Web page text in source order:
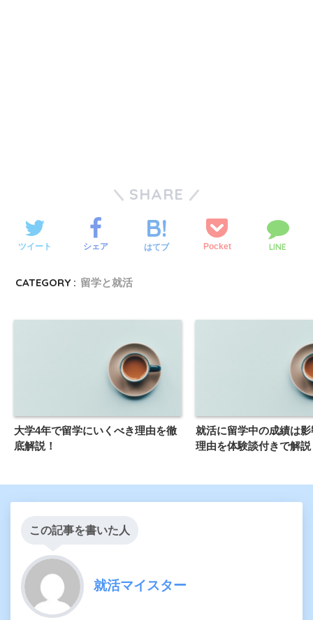
SHARE
ツイート シェア はてブ Pocket LINE
CATEGORY : 留学と就活
大学4年で留学にいくべき理由を徹
底解説！
就活に留学中の成績は
理由を体験談付きで解説
この記事を書いた人
就活マイスター